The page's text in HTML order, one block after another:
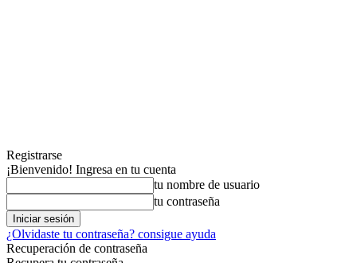
Registrarse
¡Bienvenido! Ingresa en tu cuenta
tu nombre de usuario
tu contraseña
¿Olvidaste tu contraseña? consigue ayuda
Recuperación de contraseña